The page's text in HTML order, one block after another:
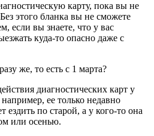
карту, пока вы не
этого бланка вы не сможете
вы знаете, что у вас
куда-то опасно даже с
же, то есть с 1 марта?
диагностических карт у
ее только недавно
по старой, а у кого-то она
или осенью.